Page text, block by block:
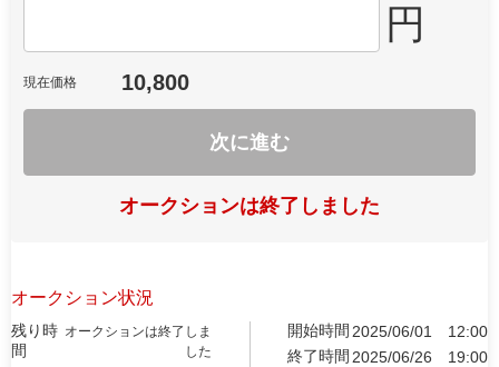
円
現在価格 10,800
次に進む
オークションは終了しました
オークション状況
残り時
間
オークションは終了しま
した
開始時間 2025/06/01
12:00
終了時間 2025/06/26
19:00